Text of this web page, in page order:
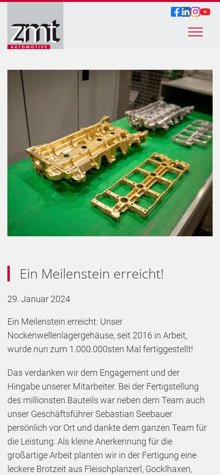
Ein Meilenstein erreicht!
29. Januar 2024
Ein Meilenstein erreicht: Unser
Nockenwellenlagergehäuse, seit 2016 in Arbeit,
wurde nun zum 1.000.000sten Mal fertiggestellt!
Das verdanken wir dem Engagement und der
Hingabe unserer Mitarbeiter. Bei der Fertigstellung
des millionsten Bauteils war neben dem Team auch
unser Geschäftsführer Sebastian Seebauer
persönlich vor Ort und dankte dem ganzen Team für
die Leistung. Als kleine Anerkennung für die
großartige Arbeit planten wir in der Fertigung eine
leckere Brotzeit aus Fleischplanzerl, Gocklhaxen,